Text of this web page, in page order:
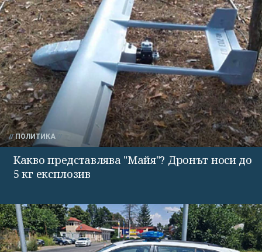
ПОЛИТИКА
Какво представлява "Майя"? Дронът носи до
5 кг експлозив